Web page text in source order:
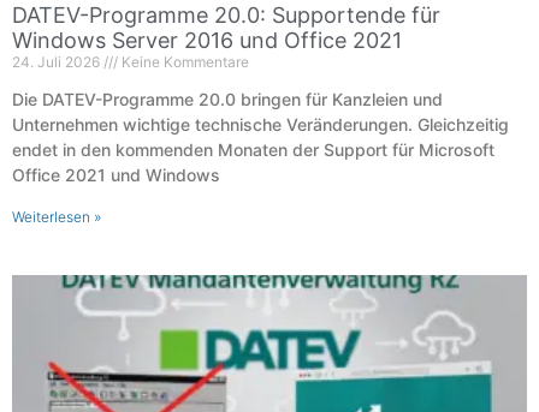
DATEV-Programme 20.0: Supportende für
Windows Server 2016 und Office 2021
24. Juli 2026 Keine Kommentare
Die DATEV-Programme 20.0 bringen für Kanzleien und
Unternehmen wichtige technische Veränderungen. Gleichzeitig
endet in den kommenden Monaten der Support für Microsoft
Office 2021 und Windows
Weiterlesen »